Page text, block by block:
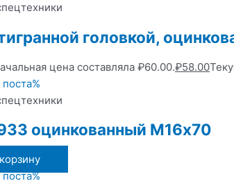
головкой,
цена составляла ₽60.00.₽58.00
оцинкованный М16х70